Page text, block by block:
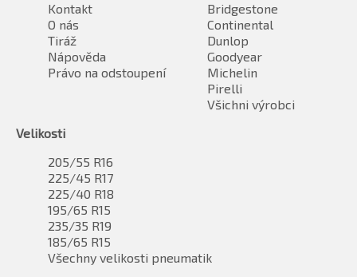
Kontakt
O nás
Tiráž
Nápověda
Právo na odstoupení
Bridgestone
Continental
Dunlop
Goodyear
Michelin
Pirelli
Všichni výrobci
Velikosti
205/55 R16
225/45 R17
225/40 R18
195/65 R15
235/35 R19
185/65 R15
Všechny velikosti pneumatik